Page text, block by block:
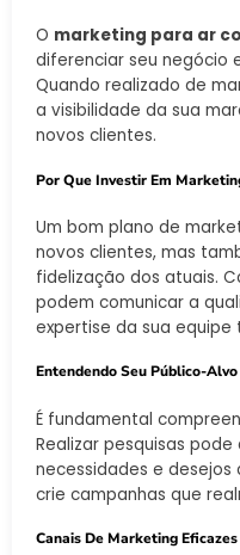
O marketing para ar
diferenciar seu negócio
Quando realizado de
a visibilidade da sua
novos clientes.
Por Que Investir Em
Um bom plano de
novos clientes, mas
fidelização dos atuais.
podem comunicar a
expertise da sua equipe
Entendendo Seu Público-Alvo
É fundamental
Realizar pesquisas
necessidades e
crie campanhas que
Canais De Marketing Eficazes